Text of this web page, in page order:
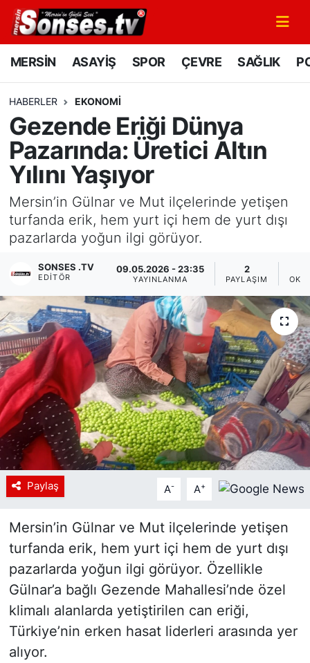
MERSİN ASAYİŞ SPOR ÇEVRE SAĞLIK
HABERLER EKONOMİ
Gezende Eriği Dünya
Pazarında: Üretici Altın
Yılını Yaşıyor
Mersin’in Gülnar ve Mut ilçelerinde yetişen
turfanda erik, hem yurt içi hem de yurt dışı
pazarlarda yoğun ilgi görüyor.
SONSES .TV
EDITÖR
09.05.2026 - 23:35
YAYINLANMA
2
PAYLAŞIM
Paylaş A- A+
Mersin’in Gülnar ve Mut ilçelerinde yetişen
turfanda erik, hem yurt içi hem de yurt dışı
pazarlarda yoğun ilgi görüyor. Özellikle
Gülnar’a bağlı Gezende Mahallesi’nde özel
klimalı alanlarda yetiştirilen can eriği,
Türkiye’nin erken hasat liderleri arasında yer
alıyor.
MERSİN
SPOR
GÜNÜN MANŞETİ
DÜNYA
KÜLTÜR - SANAT
MAGAZİN
SAĞLIK
Siyaset
YEREL HABER
Haberde insan
Tanıtım
Mersin Nöbetçi Eczaneler
Mersin Namaz Vakitleri
Mersin Trafik Yoğunluk Haritası
Süper Lig Puan Durumu ve Fikstür
Tüm Manşetler
Son Dakika Haberleri
Haber Arşivi